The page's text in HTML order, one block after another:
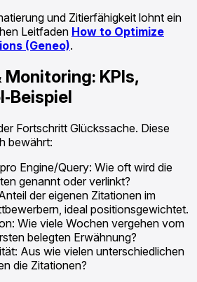
und Zitierfähigkeit lohnt ein
Leitfaden How to Optimize
(Geneo).
KPIs,
Fortschritt Glückssache. Diese
bewährt:
Engine/Query: Wie oft wird die
genannt oder verlinkt?
der eigenen Zitationen im
ideal positionsgewichtet.
Wie viele Wochen vergehen vom
belegten Erwähnung?
Aus wie vielen unterschiedlichen
die Zitationen?